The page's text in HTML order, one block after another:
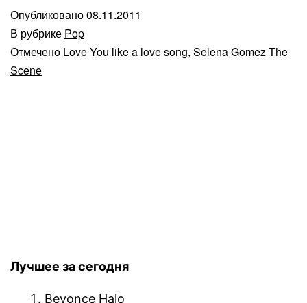
Опубликовано08.11.2011
В рубрике Pop
Отмечено Love You like a love song, Selena Gomez The
Scene
Лучшее за сегодня
Beyonce Halo